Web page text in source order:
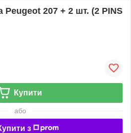
Peugeot 207 + 2 шт. (2 PINS
Купити
або
з